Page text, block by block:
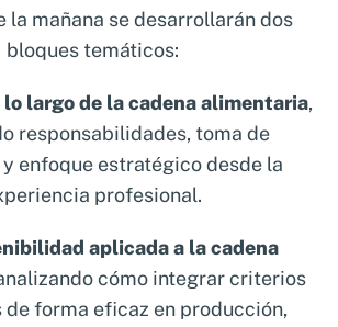
en entornos complejos.
el papel de la sostenibilidad en
normativo, expectativas del
real en la industria.
calidad y sostenibilidad con la
pilares influyen en reputación,
y confianza del
la mañana se desarrollarán dos
bloques temáticos:
lo largo de la cadena alimentaria,
responsabilidades, toma de
enfoque estratégico desde la
profesional.
aplicada a la cadena
cómo integrar criterios
de forma eficaz en producción,